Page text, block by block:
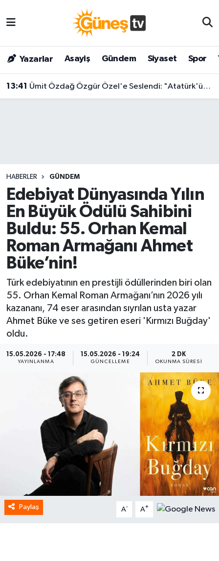
Yazarlar Asayiş Gündem Siyaset Spor
13:41 Ümit Özdağ Özgür Özel'e Seslendi: "Atatürk'ün Kurduğu Devletin Tasfiyesine Ortak Olmayın!"
HABERLER GÜNDEM
Edebiyat Dünyasında Yılın
En Büyük Ödülü Sahibini
Buldu: 55. Orhan Kemal
Roman Armağanı Ahmet
Büke’nin!
Türk edebiyatının en prestijli ödüllerinden biri olan
55. Orhan Kemal Roman Armağanı’nın 2026 yılı
kazananı, 74 eser arasından sıyrılan usta yazar
Ahmet Büke ve ses getiren eseri 'Kırmızı Buğday'
oldu.
15.05.2026 - 17:48
YAYINLANMA
15.05.2026 - 19:24
GÜNCELLEME
2 DK
OKUNMA SÜRESI
Paylaş A- A+
Bilim & Teknoloji
Dünya
Magazin
Siyaset
Spor
Yaşam
Malatya Nöbetçi Eczaneler
Malatya Hava Durumu
Malatya Namaz Vakitleri
Son Dakika Haberleri
Haber Arşivi